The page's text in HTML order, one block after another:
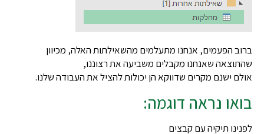
הפעמים, אנחנו מתעלמים מהשאילתות האלה, מכיוון
שאנחנו מקבלים משביעה את רצוננו,
ישנם מקרים שדווקא הן יכולות להציל את העבודה שלנו.
נראה דוגמה:
תיקיה עם קבצים